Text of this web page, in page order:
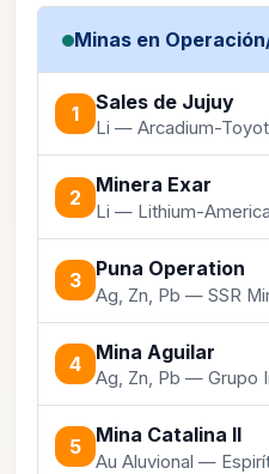
Minas en
1
Sales de Jujuy
Li — Arcadium-
2
Minera Exar
Li — Lithium-
3
Puna Operation
Ag, Zn, Pb — SSR
4
Mina Aguilar
Ag, Zn, Pb — Grupo
5
Mina Catalina II
Au Aluvional —